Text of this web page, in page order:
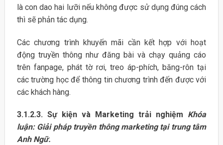
là con dao hai lưỡi nếu không được sử dụng đúng cách
thì sẽ phản tác dụng.
Các chương trình khuyến mãi cần kết hợp với hoạt
động truyền thông như đăng bài và chạy quảng cáo
trên fanpage, phát tờ rơi, treo áp-phích, băng-rôn tại
các trường học để thông tin chương trình đến được với
các khách hàng.
3.1.2.3. Sự kiện và Marketing trải nghiệm Khóa
luận: Giải pháp truyền thông marketing tại trung tâm
Anh Ngữ.